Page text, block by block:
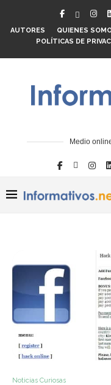
AUTORES QUIENES
POLÍTICAS DE
Medio
Noticias Curiosas